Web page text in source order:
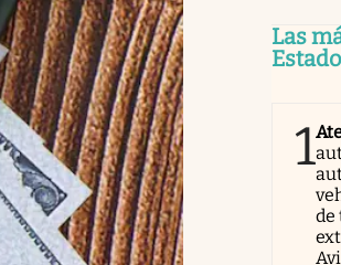
Las
1
de